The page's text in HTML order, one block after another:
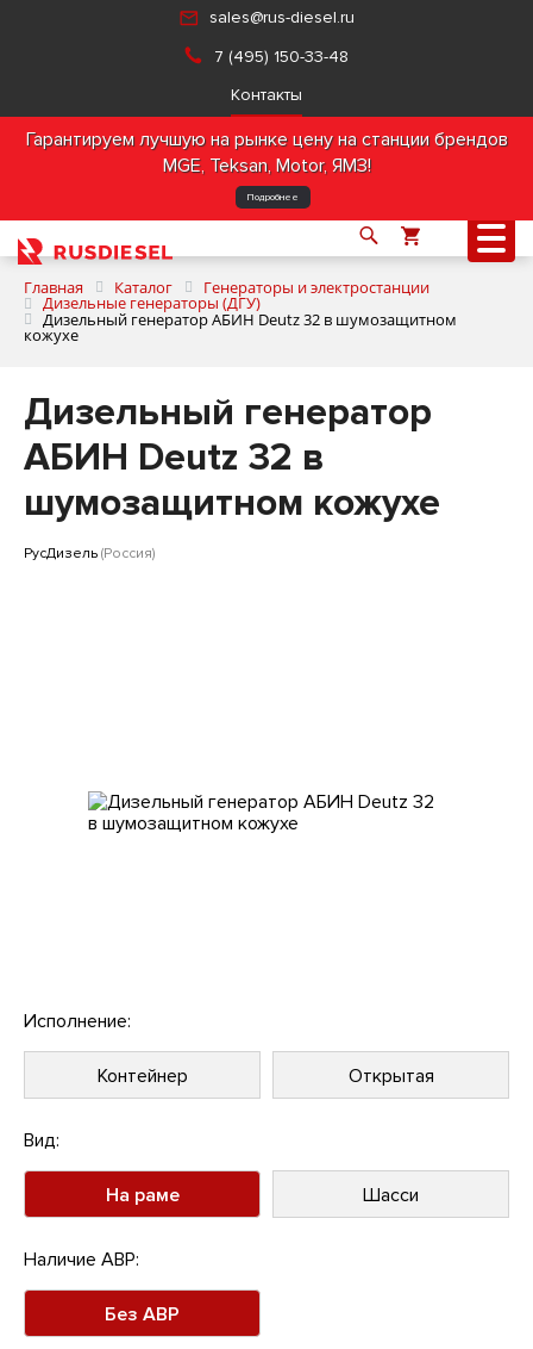
sales@rus-diesel.ru
7 (495) 150-33-48
Контакты
Гарантируем лучшую на рынке цену на станции брендов
MGE, Teksan, Motor, ЯМЗ!
Подробнее
Продукция
Главная Каталог Генераторы и электростанции
Дизельные генераторы (ДГУ)
Дизельный генератор АБИН Deutz 32 в шумозащитном
кожухе
Дизельный генератор
АБИН Deutz 32 в
шумозащитном кожухе
РусДизель (Россия)
Исполнение:
Контейнер Открытая
Вид:
На раме Шасси
Наличие АВР:
Без АВР